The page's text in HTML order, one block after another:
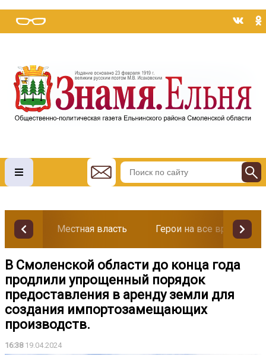
Местная власть Герои на все времена
В Смоленской области до конца года
продлили упрощенный порядок
предоставления в аренду земли для
создания импортозамещающих
производств.
16:3819.04.2024